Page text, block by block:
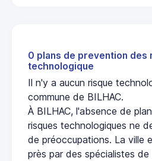
0 plans de prevention des
technologique
Il n'y a aucun risque
commune de BILHAC.
À BILHAC, l'absence de
risques technologiques ne
de préoccupations. La ville
près par des spécialistes